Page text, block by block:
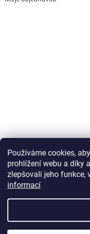
Používáme cookies,
prohlížení webu a díky
zlepšovali jeho funkce,
informací